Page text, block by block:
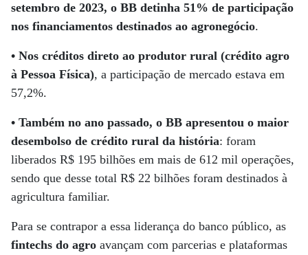
setembro de 2023, o BB detinha 51% de participação
nos financiamentos destinados ao agronegócio.
• Nos créditos direto ao produtor rural (crédito agro
à Pessoa Física), a participação de mercado estava em
57,2%.
• Também no ano passado, o BB apresentou o maior
desembolso de crédito rural da história: foram
liberados R$ 195 bilhões em mais de 612 mil operações,
sendo que desse total R$ 22 bilhões foram destinados à
agricultura familiar.
Para se contrapor a essa liderança do banco público, as
fintechs do agro avançam com parcerias e plataformas